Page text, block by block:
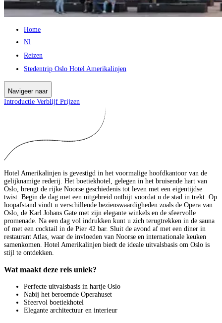
Home
Nl
Reizen
Stedentrip Oslo Hotel Amerikalinjen
Navigeer naar
Introductie Verblijf Prijzen
Hotel Amerikalinjen is gevestigd in het voormalige hoofdkantoor van de
gelijknamige rederij. Het boetiekhotel, gelegen in het bruisende hart van
Oslo, brengt de rijke Noorse geschiedenis tot leven met een eigentijdse
twist. Begin de dag met een uitgebreid ontbijt voordat u de stad in trekt. Op
loopafstand vindt u verschillende bezienswaardigheden zoals de Opera van
Oslo, de Karl Johans Gate met zijn elegante winkels en de sfeervolle
promenade. Na een dag vol indrukken kunt u zich terugtrekken in de sauna
of met een cocktail in de Pier 42 bar. Sluit de avond af met een diner in
restaurant Atlas, waar de invloeden van Noorse en internationale keuken
samenkomen. Hotel Amerikalinjen biedt de ideale uitvalsbasis om Oslo is
stijl te ontdekken.
Wat maakt deze reis uniek?
Perfecte uitvalsbasis in hartje Oslo
Nabij het beroemde Operahuset
Sfeervol boetiekhotel
Elegante architectuur en interieur